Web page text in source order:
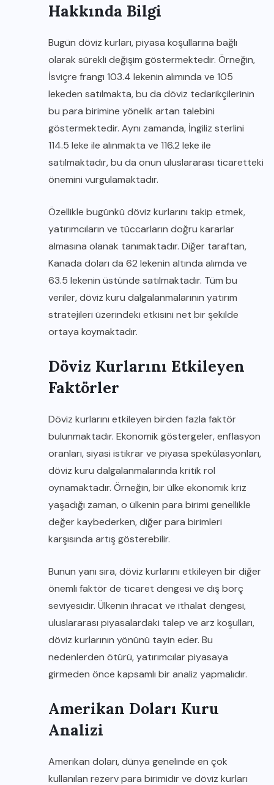
Hakkında Bilgi
Bugün döviz kurları, piyasa koşullarına bağlı
olarak sürekli değişim göstermektedir. Örneğin,
İsviçre frangı 103.4 lekenin alımında ve 105
lekeden satılmakta, bu da döviz tedarikçilerinin
bu para birimine yönelik artan talebini
göstermektedir. Aynı zamanda, İngiliz sterlini
114.5 leke ile alınmakta ve 116.2 leke ile
satılmaktadır, bu da onun uluslararası ticaretteki
önemini vurgulamaktadır.
Özellikle bugünkü döviz kurlarını takip etmek,
yatırımcıların ve tüccarların doğru kararlar
almasına olanak tanımaktadır. Diğer taraftan,
Kanada doları da 62 lekenin altında alımda ve
63.5 lekenin üstünde satılmaktadır. Tüm bu
veriler, döviz kuru dalgalanmalarının yatırım
stratejileri üzerindeki etkisini net bir şekilde
ortaya koymaktadır.
Döviz Kurlarını Etkileyen
Faktörler
Döviz kurlarını etkileyen birden fazla faktör
bulunmaktadır. Ekonomik göstergeler, enflasyon
oranları, siyasi istikrar ve piyasa spekülasyonları,
döviz kuru dalgalanmalarında kritik rol
oynamaktadır. Örneğin, bir ülke ekonomik kriz
yaşadığı zaman, o ülkenin para birimi genellikle
değer kaybederken, diğer para birimleri
karşısında artış gösterebilir.
Bunun yanı sıra, döviz kurlarını etkileyen bir diğer
önemli faktör de ticaret dengesi ve dış borç
seviyesidir. Ülkenin ihracat ve ithalat dengesi,
uluslararası piyasalardaki talep ve arz koşulları,
döviz kurlarının yönünü tayin eder. Bu
nedenlerden ötürü, yatırımcılar piyasaya
girmeden önce kapsamlı bir analiz yapmalıdır.
Amerikan Doları Kuru
Analizi
Amerikan doları, dünya genelinde en çok
kullanılan rezerv para birimidir ve döviz kurları